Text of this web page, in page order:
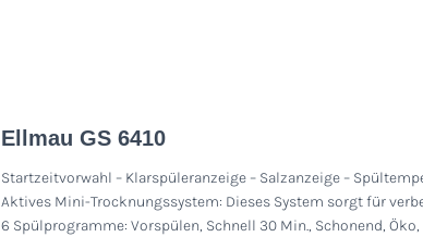
Ellmau GS 6410
Startzeitvorwahl – Klarspüleranzeige – Salzanzeige –
Aktives Mini-Trocknungssystem: Dieses System sorgt für
6 Spülprogramme: Vorspülen, Schnell 30 Min., Schonend, Öko,